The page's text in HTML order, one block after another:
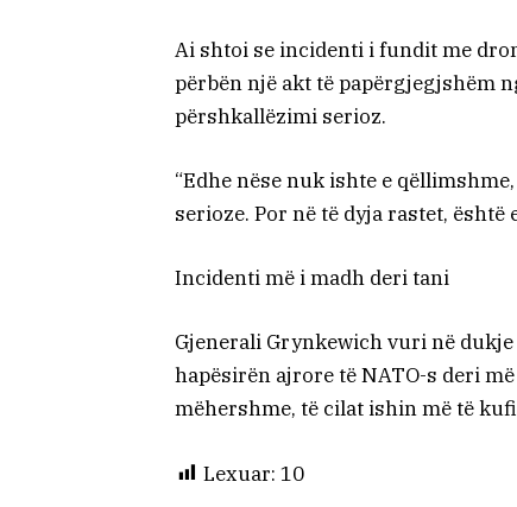
Ai shtoi se incidenti i fundit me
përbën një akt të papërgjegjshëm
përshkallëzimi serioz.
“Edhe nëse nuk ishte e
serioze. Por në të dyja rastet, është
Incidenti më i madh deri tani
Gjenerali Grynkewich vuri në
hapësirën ajrore të NATO-s deri
mëhershme, të cilat ishin më të
Lexuar: 10